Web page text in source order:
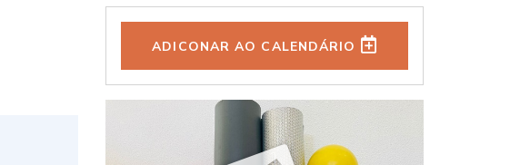
ADICONAR AO CALENDÁRIO